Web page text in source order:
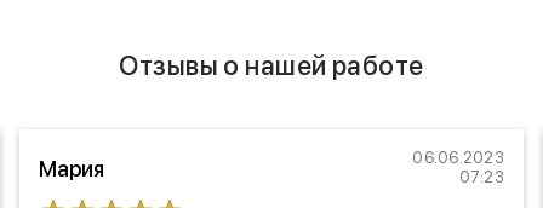
Отзывы о нашей работе
Мария
06.06.2023
07:23